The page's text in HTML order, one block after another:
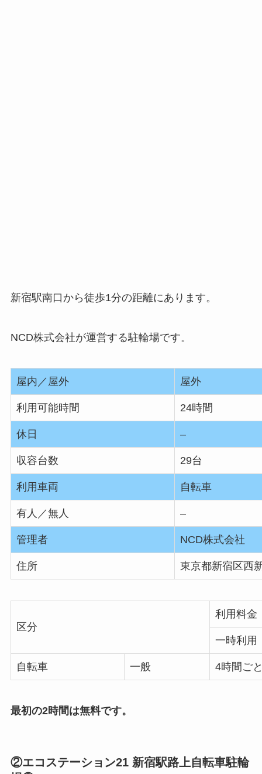
新宿駅南口から徒歩1分の距離にあります。
NCD株式会社が運営する駐輪場です。
屋内／屋外 屋外
利用可能時間 24時間
休日 –
収容台数 29台
利用車両 自転車
有人／無人 –
管理者 NCD株式会社
住所 東京都新宿区西
区分
利用料金
一時利用
自転車 一般 4時間ご
最初の2時間は無料です。
②エコステーション21 新宿駅路上自転車駐輪